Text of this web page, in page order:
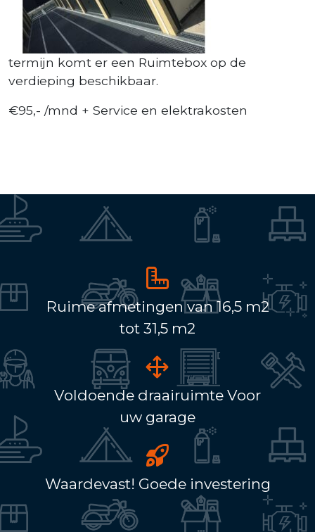
termijn komt er een Ruimtebox op de
verdieping beschikbaar.
€95,- /mnd + Service en elektrakosten
Ruime afmetingen van 16,5 m2
tot 31,5 m2
Voldoende draairuimte Voor
uw garage
Waardevast! Goede investering